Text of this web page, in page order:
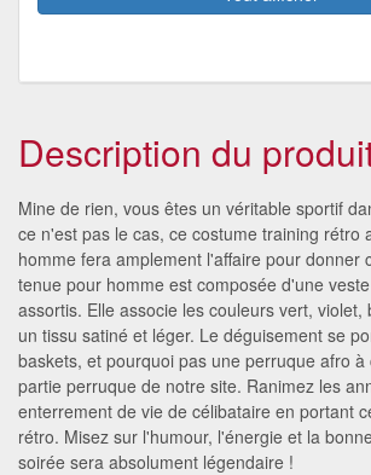
Description du
Mine de rien, vous êtes un véritable sportif
ce n'est pas le cas, ce costume training rétro
homme fera amplement l'affaire pour donner
tenue pour homme est composée d'une
assortis. Elle associe les couleurs vert, violet,
un tissu satiné et léger. Le déguisement se
baskets, et pourquoi pas une perruque afro
partie perruque de notre site. Ranimez les
enterrement de vie de célibataire en portant
rétro. Misez sur l'humour, l'énergie et la
soirée sera absolument légendaire !